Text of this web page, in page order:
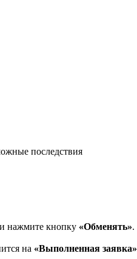
последствия
нажмите кнопку «Обменять».
на «Выполненная заявка»